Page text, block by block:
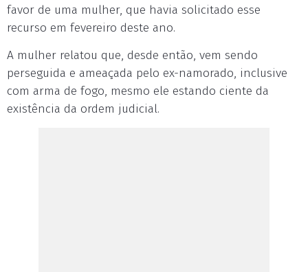
favor de uma mulher, que havia solicitado esse
recurso em fevereiro deste ano.
A mulher relatou que, desde então, vem sendo
perseguida e ameaçada pelo ex-namorado, inclusive
com arma de fogo, mesmo ele estando ciente da
existência da ordem judicial.